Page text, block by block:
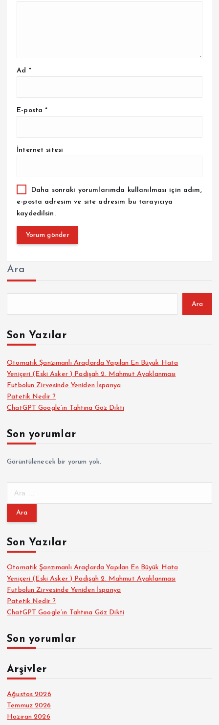
Ad *
E-posta*
İnternet sitesi
Daha sonraki yorumlarımda kullanılması için adım,
e-posta adresim ve site adresim bu tarayıcıya
kaydedilsin.
Ara
Ara
Son Yazılar
Otomatik Şanzımanlı Araçlarda Yapılan En Büyük Hata
Yeniçeri (Eski Asker ) Padişah 2. Mahmut Ayaklanması
Futbolun Zirvesinde Yeniden İspanya
Patetik Nedir ?
ChatGPT Google’ın Tahtına Göz Dikti
Son yorumlar
Görüntülenecek bir yorum yok.
m
:Son Yazılar
Otomatik Şanzımanlı Araçlarda Yapılan En Büyük Hata
Yeniçeri (Eski Asker ) Padişah 2. Mahmut Ayaklanması
Futbolun Zirvesinde Yeniden İspanya
Patetik Nedir ?
ChatGPT Google’ın Tahtına Göz Dikti
Son yorumlar
Arşivler
Ağustos 2026
Temmuz 2026
Haziran 2026